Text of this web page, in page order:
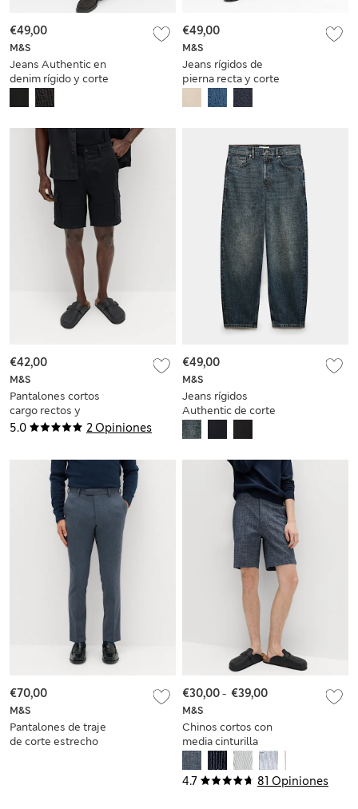
M&S
Jeans Authentic en
denim rígido y corte
holgado
€49,00
M&S
Jeans rígidos de
pierna recta y corte
informal Authentic
€49,00
5.0 2 Opiniones
M&S
Pantalones cortos
cargo rectos y
elásticos
€42,00
M&S
Jeans rígidos
Authentic de corte
barrel
€49,00
M&S
Pantalones de traje
de corte estrecho
€70,00
4.7 81 Opiniones
M&S
Chinos cortos con
media cinturilla
elástica
€30,00- €39,00